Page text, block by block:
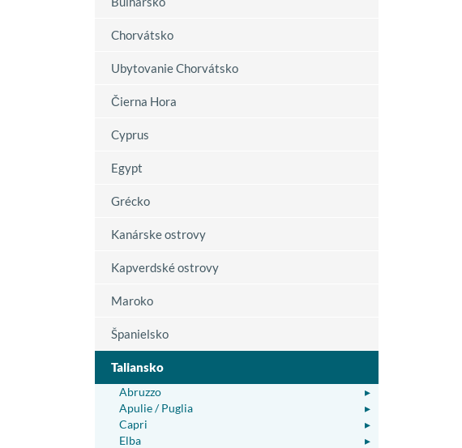
Chorvátsko
Ubytovanie Chorvátsko
Čierna Hora
Cyprus
Egypt
Grécko
Kanárske ostrovy
Kapverdské ostrovy
Maroko
Španielsko
Taliansko
Abruzzo
▸
Apulie / Puglia
▸
Capri
▸
Elba
▸